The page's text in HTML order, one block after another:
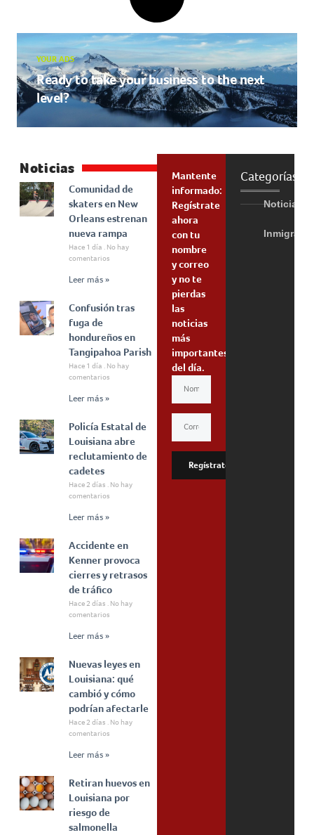
YOUR ADS
Ready to take your business to the next
level?
Noticias
Comunidad de
skaters en New
Orleans estrenan
nueva rampa
Hace 1 día
No hay
comentarios
Leer más »
Confusión tras
fuga de
hondureños en
Tangipahoa Parish
Hace 1 día
No hay
comentarios
Leer más »
Policía Estatal de
Louisiana abre
reclutamiento de
cadetes
Hace 2 días
No hay
comentarios
Leer más »
Accidente en
Kenner provoca
cierres y retrasos
de tráfico
Hace 2 días
No hay
comentarios
Leer más »
Nuevas leyes en
Louisiana: qué
cambió y cómo
podrían afectarle
Hace 2 días
No hay
comentarios
Leer más »
Retiran huevos en
Louisiana por
riesgo de
salmonella
Mantente
informado:
Regístrate
ahora
con tu
nombre
y correo
y no te
pierdas
las
noticias
más
importantes
del día.
Regístrate
Categorías
Noticias